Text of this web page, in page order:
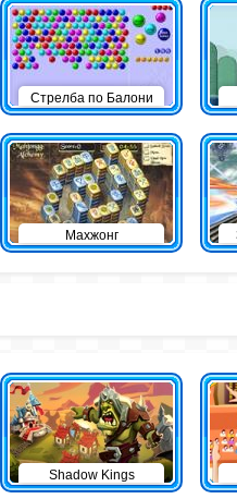
Стрелба по Балони
Махжонг
Shadow Kings